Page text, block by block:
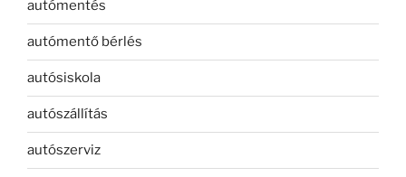
autómentés
autómentő bérlés
autósiskola
autószállítás
autószerviz